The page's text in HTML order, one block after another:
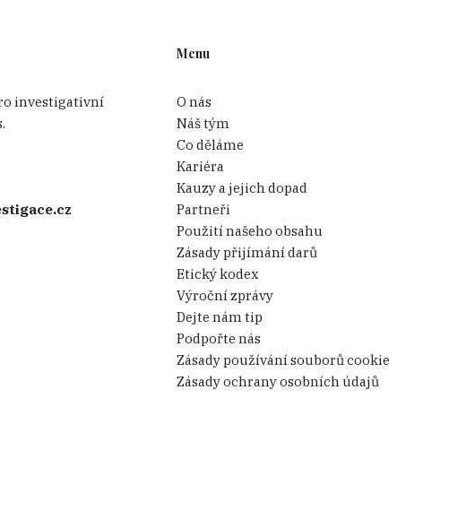
investigativní
Menu
O nás
Náš tým
Co děláme
Kariéra
Kauzy a jejich dopad
Partneři
Použití našeho obsahu
Zásady přijímání darů
Etický kodex
Výroční zprávy
Dejte nám tip
Podpořte nás
Zásady používání souborů cookie
Zásady ochrany osobních údajů